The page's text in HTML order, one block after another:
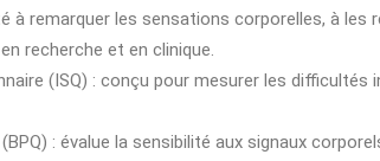
à remarquer les sensations corporelles, à les
recherche et en clinique.
(ISQ) : conçu pour mesurer les
: évalue la sensibilité aux signaux